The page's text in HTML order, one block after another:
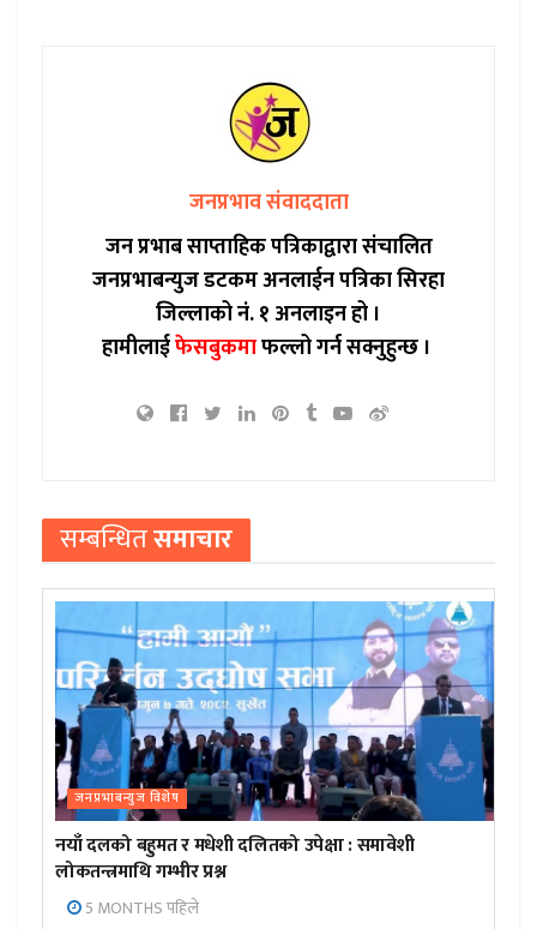
जनप्रभाव संवाददाता
जन प्रभाब साप्ताहिक पत्रिकाद्वारा संचालित
जनप्रभाबन्युज डटकम अनलाईन पत्रिका सिरहा
जिल्लाको नं. १ अनलाइन हो ।
हामीलाईफेसबुकमाफल्लो गर्न सक्नुहुन्छ ।
सम्बन्धितसमाचार
जनप्रभाबन्युज विशेष
नयाँ दलको बहुमत र मधेशी दलितको उपेक्षा : समावेशी
लोकतन्त्रमाथि गम्भीर प्रश्न
5 MONTHS पहिले